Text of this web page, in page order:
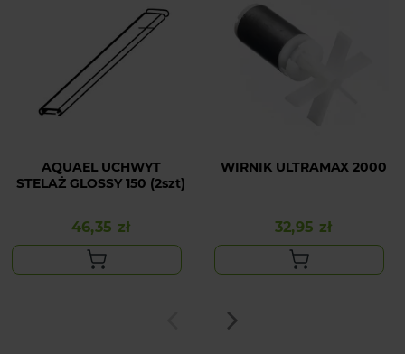
AQUAEL UCHWYT
STELAŻ GLOSSY 150 (2szt)
Cena
46,35 zł
WIRNIK ULTRAMAX 2000
Cena
32,95 zł